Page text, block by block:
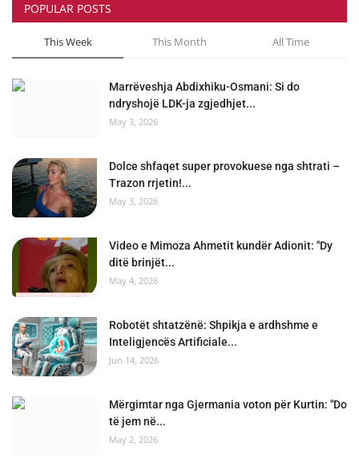
POPULAR POSTS
This Week This Month All Time
Marrëveshja Abdixhiku-Osmani: Si do
ndryshojë LDK-ja zgjedhjet...
May 3, 2026
Dolce shfaqet super provokuese nga shtrati –
Trazon rrjetin!...
May 3, 2026
Video e Mimoza Ahmetit kundër Adionit: "Dy
ditë brinjët...
May 4, 2026
Robotët shtatzënë: Shpikja e ardhshme e
Inteligjencës Artificiale...
Jun 14, 2026
Mërgimtar nga Gjermania voton për Kurtin: "Do
të jem në...
May 2, 2026